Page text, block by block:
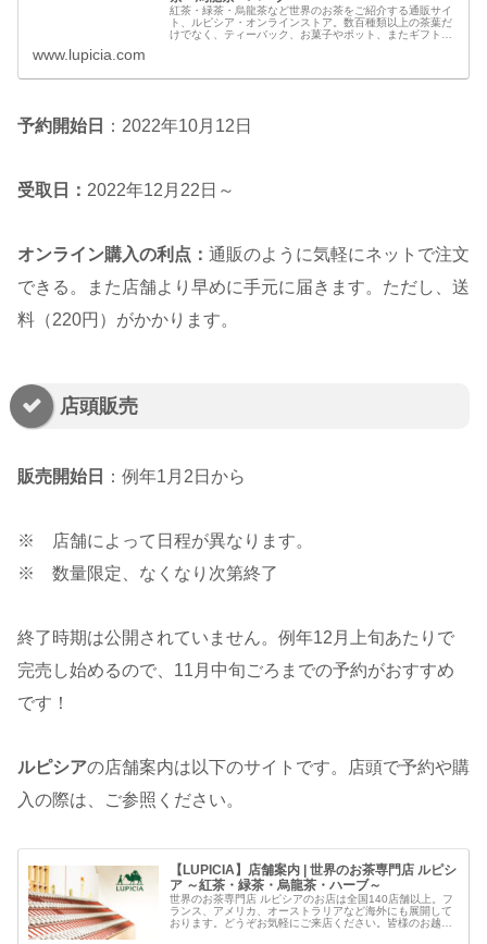
紅茶・緑茶・烏龍茶など世界のお茶をご紹介する通販サイ
ト、ルピシア・オンラインストア。数百種類以上の茶葉だ
けでなく、ティーバック、お菓子やポット、またギフトセ
www.lupicia.com
予約開始日 ：2022年10月12日
受取日： 2022年12月22日～
オンライン購入の利点： 通販のように気軽にネットで注文
できる。また店舗より早めに手元に届きます。ただし、送
料（220円）がかかります。
店頭販売
販売開始日 ：例年1月2日から
※ 店舗によって日程が異なります。
※ 数量限定、なくなり次第終了
終了時期は公開されていません。例年12月上旬あたりで
完売し始めるので、11月中旬ごろまでの予約がおすすめ
です！
ルピシアの店舗案内は以下のサイトです。店頭で予約や購
入の際は、ご参照ください。
【LUPICIA】店舗案内 | 世界のお茶専門店 ルピシ
ア ～紅茶・緑茶・烏龍茶・ハーブ～
世界のお茶専門店 ルピシアのお店は全国140店舗以上。フ
ランス、アメリカ、オーストラリアなど海外にも展開して
おります。どうぞお気軽にご来店ください。皆様のお越し